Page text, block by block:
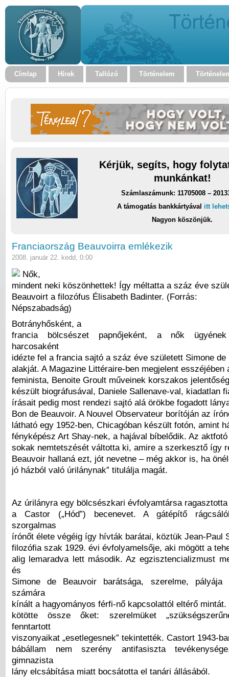
Címlap Hírek Tallózó Történelem
Kérjük, segíts, hogy
munkánkat!
Számlaszámunk: 11705008 –
A támogatás bankkártyával itt
Nagyon köszönjük.
Franciaország Beauvoirra emlékezik
2008. január 22. kedd, 0:00
Nők,
mindent neki köszönhettek! Így méltatta a száz éve
Beauvoirt a filozófus Élisabeth Badinter. (Forrás:
Népszabadság)
Botrányhősként, a
francia bölcsészet papnőjeként, a nők ügyének
harcosaként
idézte fel a francia sajtó a száz éve született Simone de
alakját. A Magazine Littéraire-ben megjelent esszéjében
feminista, Benoite Groult műveinek korszakos
készült biográfusával, Daniele Sallenave-val, kiadatlan
írásait pedig most rendezi sajtó alá örökbe fogadott
Bon de Beauvoir. A Nouvel Observateur borítóján az
látható egy 1952-ben, Chicagóban készült fotón, amint
fényképész Art Shay-nek, a hajával bíbelődik. Az
sokak nemtetszését váltotta ki, amire a szerkesztő így
Beauvoir hallaná ezt, jót nevetne – még akkor is, ha
jó házból való úrilánynak” titulálja magát.
Az úrilányra egy bölcsészkari évfolyamtársa ragasztotta
a Castor („Hód”) becenevet. A gátépítő
szorgalmas
írónőt élete végéig így hívták barátai, köztük Jean-Paul
filozófia szak 1929. évi évfolyamelsője, aki mögött a
alig lemaradva lett második. Az egzisztencializmust
és
Simone de Beauvoir barátsága, szerelme, pályája
számára
kínált a hagyományos férfi-nő kapcsolattól eltérő
kötötte össze őket: szerelmüket
fenntartott
viszonyaikat „esetlegesnek” tekintették. Castort 1943-
bábállam nem szerény antifasiszta
gimnazista
lány elcsábítása miatt bocsátotta el tanári állásából.